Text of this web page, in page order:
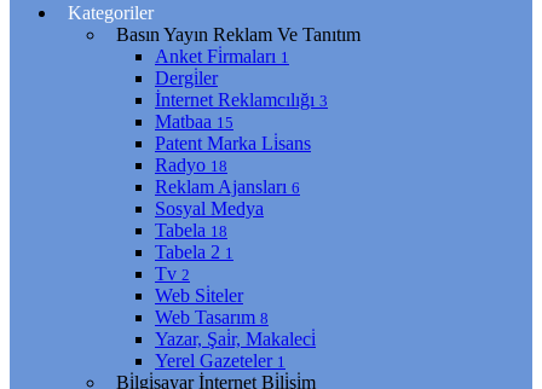
Kategoriler
Basın Yayın Reklam Ve Tanıtım
Anket Fi̇rmaları 1
Dergi̇ler
İnternet Reklamcılığı 3
Matbaa 15
Patent Marka Li̇sans
Radyo 18
Reklam Ajansları 6
Sosyal Medya
Tabela 18
Tabela 2 1
Tv 2
Web Si̇teler
Web Tasarım 8
Yazar, Şai̇r, Makaleci̇
Yerel Gazeteler 1
Bi̇lgi̇sayar İnternet Bi̇li̇şi̇m